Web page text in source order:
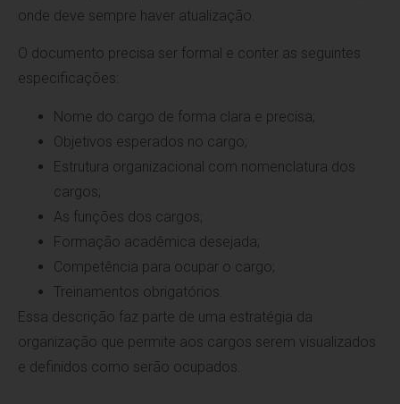
onde deve sempre haver atualização.
O documento precisa ser formal e conter as seguintes
especificações:
Nome do cargo de forma clara e precisa;
Objetivos esperados no cargo;
Estrutura organizacional com nomenclatura dos
cargos;
As funções dos cargos;
Formação acadêmica desejada;
Competência para ocupar o cargo;
Treinamentos obrigatórios.
Essa descrição faz parte de uma estratégia da
organização que permite aos cargos serem visualizados
e definidos como serão ocupados.